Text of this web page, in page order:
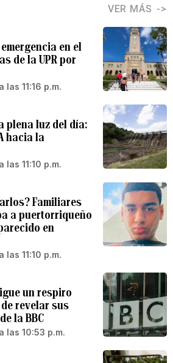
VER MÁS
en el
de la UPR por
11:16 p.m.
plena luz del día:
hacia la
11:10 p.m.
Familiares
a puertorriqueño
en
11:10 p.m.
un respiro
revelar sus
la BBC
las 10:53 p.m.